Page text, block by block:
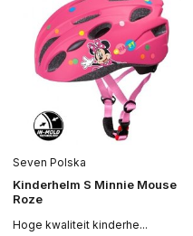
Seven Polska
Kinderhelm S Minnie Mouse
Roze
Hoge kwaliteit kinderhe...